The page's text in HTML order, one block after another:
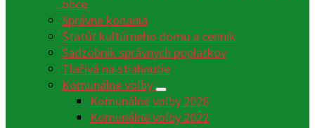
obce
Správne konania
Štatút kultúrneho domu a cenník
Sadzobník správnych poplatkov
Tlačivá na stiahnutie
Komunálne voľby
Komunálne voľby 2026
Komunálne voľby 2022